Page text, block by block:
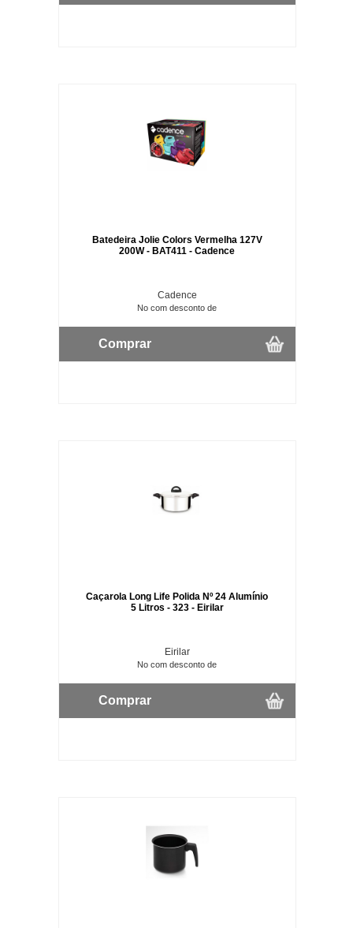
Batedeira Jolie Colors Vermelha 127V
200W - BAT411 - Cadence
Cadence
No com desconto de
Comprar
Caçarola Long Life Polida Nº 24 Alumínio
5 Litros - 323 - Eirilar
Eirilar
No com desconto de
Comprar